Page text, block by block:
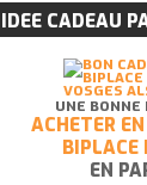
IDEE CADEAU
UNE BONNE
ACHETER
EN